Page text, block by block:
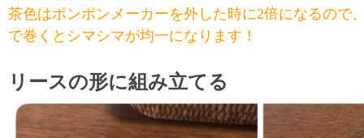
茶色はポンポンメーカーを外した時に2倍になるので
で巻くとシマシマが均一になります！
リースの形に組み立てる